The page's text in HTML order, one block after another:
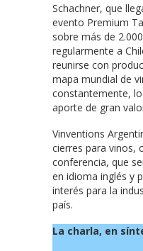
Schachner, que
evento Premium
sobre más de
regularmente a
reunirse con
mapa mundial de
constantemente,
aporte de gran
Vinventions
cierres para vinos,
conferencia, que
en idioma inglés y
interés para la
país.
La charla, en